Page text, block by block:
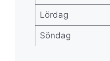
Lördag
Söndag